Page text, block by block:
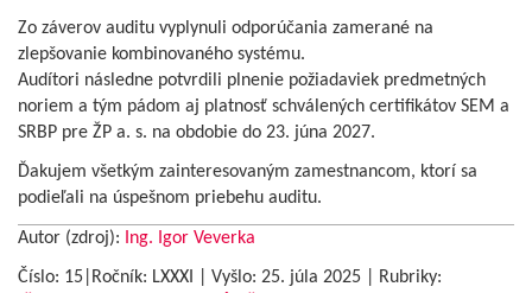
Zo záverov auditu vyplynuli odporúčania zamerané na
zlepšovanie kombinovaného systému.
Audítori následne potvrdili plnenie požiadaviek predmetných
noriem a tým pádom aj platnosť schválených certifikátov SEM a
SRBP pre ŽP a. s. na obdobie do 23. júna 2027.
Ďakujem všetkým zainteresovaným zamestnancom, ktorí sa
podieľali na úspešnom priebehu auditu.
Autor (zdroj): Ing. Igor Veverka
Číslo: 15|Ročník: LXXXI | Vyšlo: 25. júla 2025
Rubriky: